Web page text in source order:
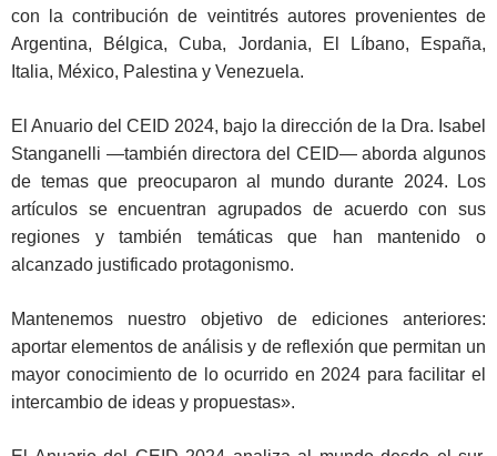
con la contribución de veintitrés autores provenientes de
Argentina, Bélgica, Cuba, Jordania, El Líbano, España,
Italia, México, Palestina y Venezuela.
El Anuario del CEID 2024, bajo la dirección de la Dra. Isabel
Stanganelli ―también directora del CEID― aborda algunos
de temas que preocuparon al mundo durante 2024. Los
artículos se encuentran agrupados de acuerdo con sus
regiones y también temáticas que han mantenido o
alcanzado justificado protagonismo.
Mantenemos nuestro objetivo de ediciones anteriores:
aportar elementos de análisis y de reflexión que permitan un
mayor conocimiento de lo ocurrido en 2024 para facilitar el
intercambio de ideas y propuestas».